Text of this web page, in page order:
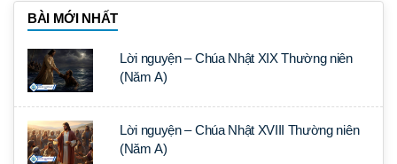
BÀI MỚI NHẤT
Lời nguyện – Chúa Nhật XIX Thường niên
(Năm A)
Lời nguyện – Chúa Nhật XVIII Thường niên
(Năm A)